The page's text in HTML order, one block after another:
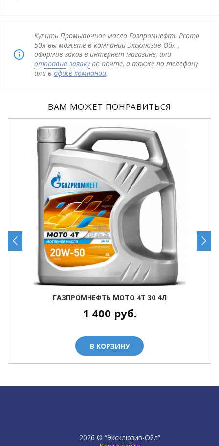
Купить Промывочное масло Газпромнефть Promo
50л вы можете в компании Эксклюзив-Ойл ,
оформив заказ в интернет магазине, или
отправив заявкупо почте, а также по телефону
или в офисе компании.
ВАМ МОЖЕТ ПОНРАВИТЬСЯ
ГАЗПРОМНЕФТЬ МОТО 4T 30 4Л
1 400 руб.
В КОРЗИНУ
2026 © “Эксклюзив-Ойл”